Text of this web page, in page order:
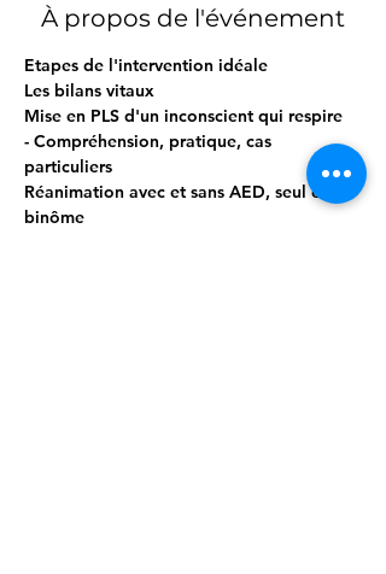
À propos de l'événement
Etapes de l'intervention idéale
Les bilans vitaux
Mise en PLS d'un inconscient qui respire
- Compréhension, pratique, cas
particuliers
Réanimation avec et sans AED, seul et en
binôme